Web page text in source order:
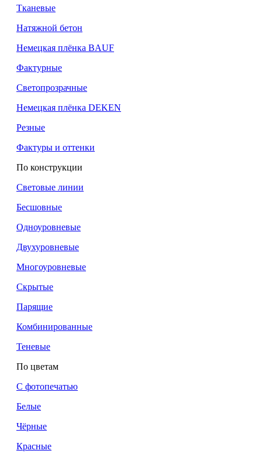
Тканевые
Натяжной бетон
Немецкая плёнка BAUF
Фактурные
Светопрозрачные
Немецкая плёнка DEKEN
Резные
Фактуры и оттенки
По конструкции
Световые линии
Бесшовные
Одноуровневые
Двухуровневые
Многоуровневые
Скрытые
Парящие
Комбинированные
Теневые
По цветам
С фотопечатью
Белые
Чёрные
Красные